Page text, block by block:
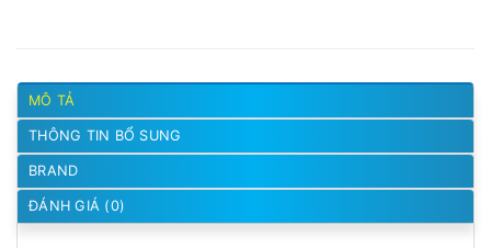
MÔ TẢ
THÔNG TIN BỔ SUNG
BRAND
ĐÁNH GIÁ (0)